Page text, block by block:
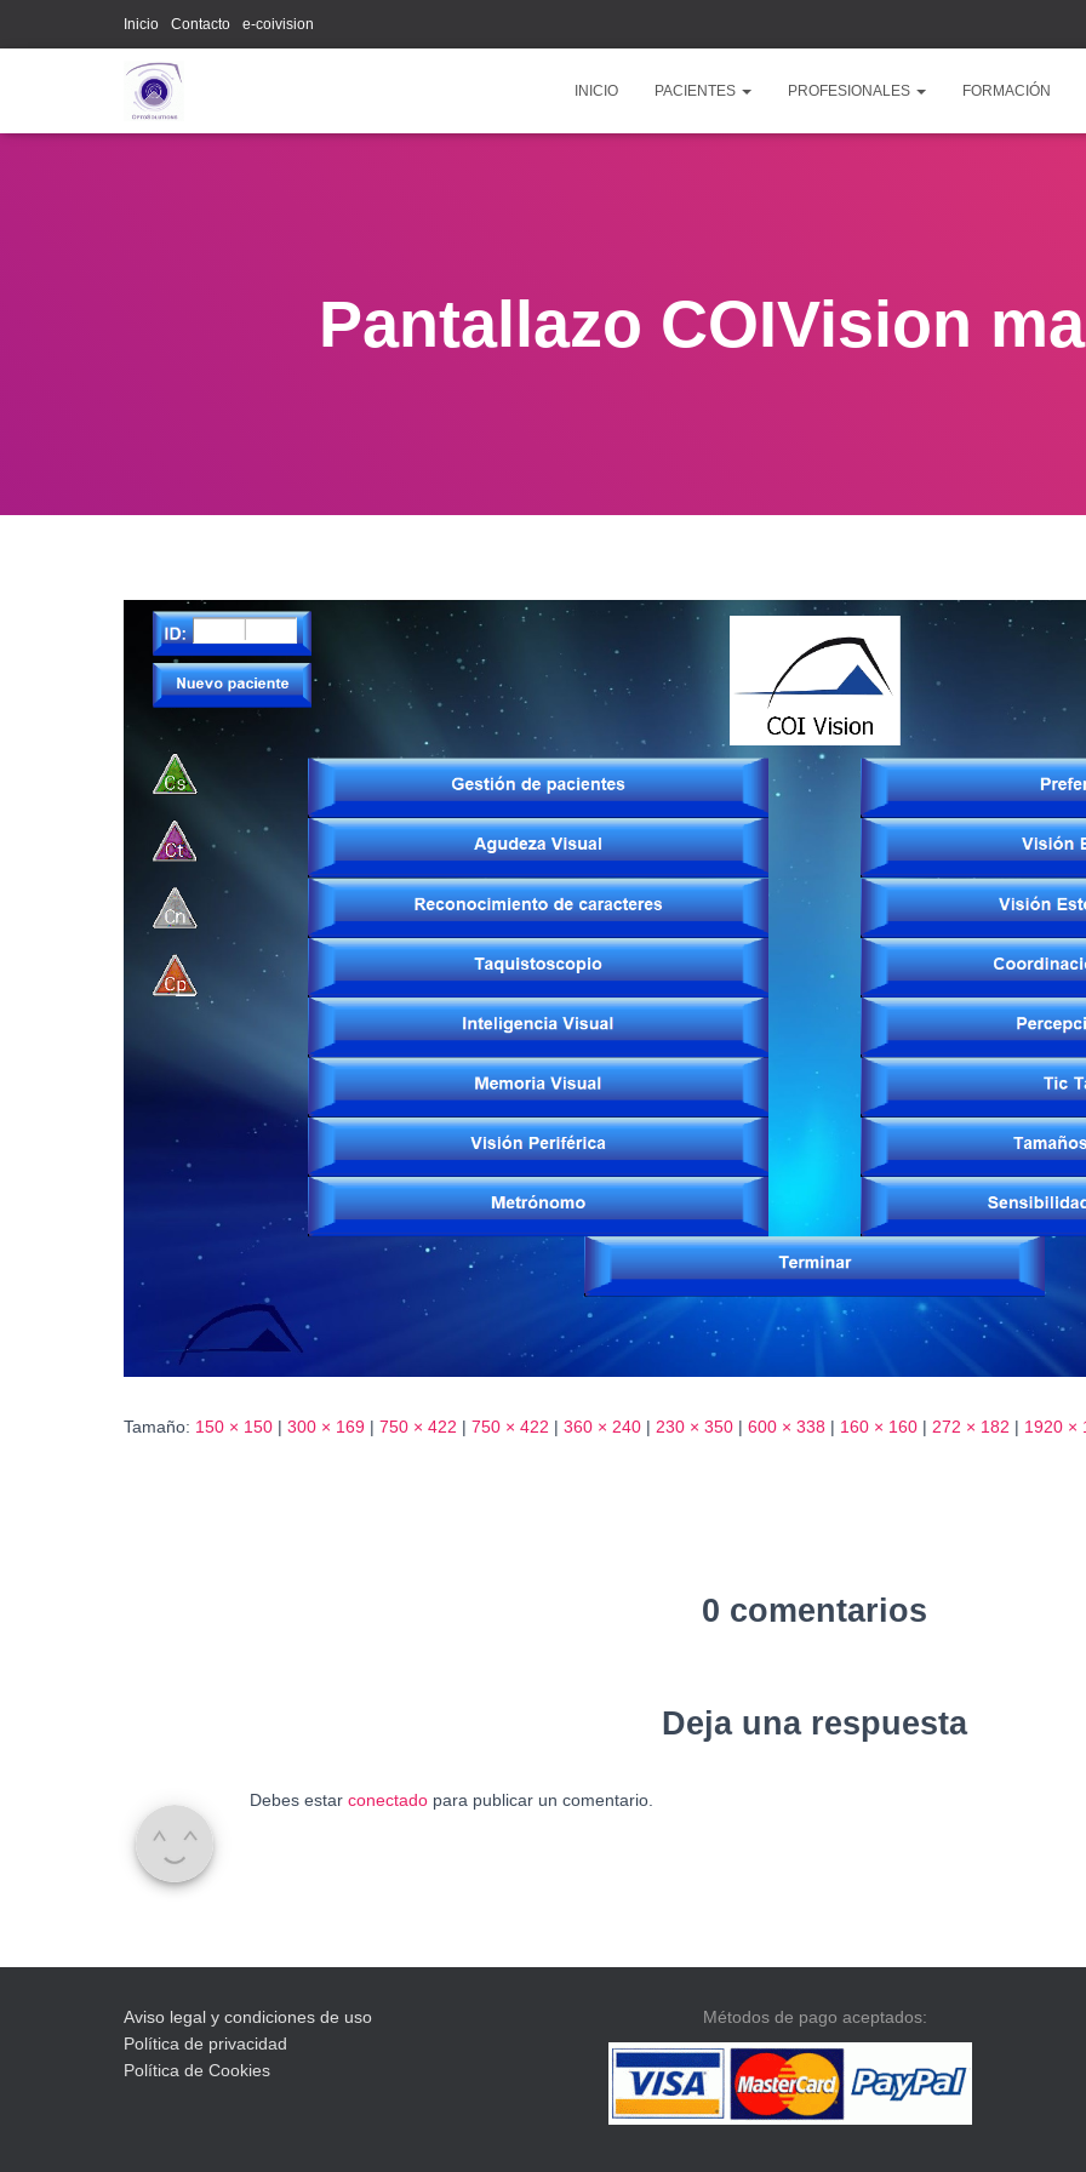
Inicio Contacto e-coivision
INICIO PACIENTES PROFESIONALES FORMACIÓN
Pantallazo COIVision
Tamaño: 150 × 150 | 300 × 169 | 750 × 422 | 750 × 422 | 360 × 240 | 230 × 350 | 600 × 338 | 160 × 160 | 272 × 182 | 1920 ×
0 comentarios
Deja una respuesta
Debes estar conectado para publicar un comentario.
Aviso legal y condiciones de uso
Política de privacidad
Política de Cookies
Métodos de pago aceptados: